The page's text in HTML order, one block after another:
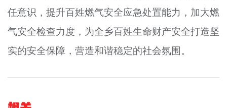
任意识，提升百姓燃气安全应急处置能力，加大燃
气安全检查力度，为全乡百姓生命财产安全打造坚
实的安全保障，营造和谐稳定的社会氛围。